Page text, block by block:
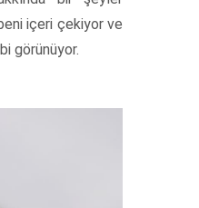
içeri çekiyor ve
görünüyor.